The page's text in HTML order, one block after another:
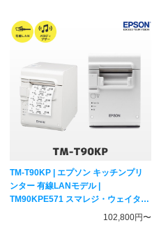
TM-T90KP | エプソン キッチンプリ
ンター 有線LANモデル |
TM90KPE571 スマレジ・ウェイター
対応 サーマルレシートプリンター
102,800円〜